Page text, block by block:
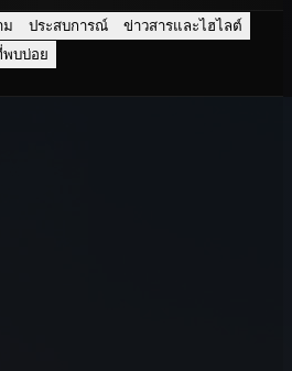
ม ประสบการณ์
ข่าวสารและไฮไลต์
พบบ่อย